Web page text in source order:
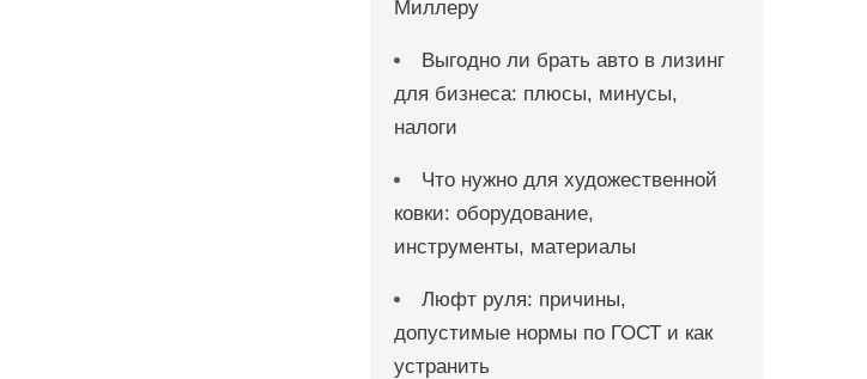
Миллеру
Выгодно ли брать авто в лизинг
для бизнеса: плюсы, минусы,
налоги
Что нужно для художественной
ковки: оборудование,
инструменты, материалы
Люфт руля: причины,
допустимые нормы по ГОСТ и как
устранить